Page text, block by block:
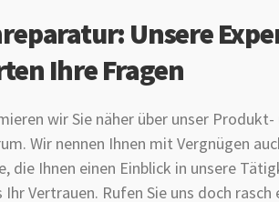
Unsere
Ihre Fragen
wir Sie näher über unser Produkt-
Wir nennen Ihnen mit Vergnügen
die Ihnen einen Einblick in unsere
Ihr Vertrauen. Rufen Sie uns doch rasch